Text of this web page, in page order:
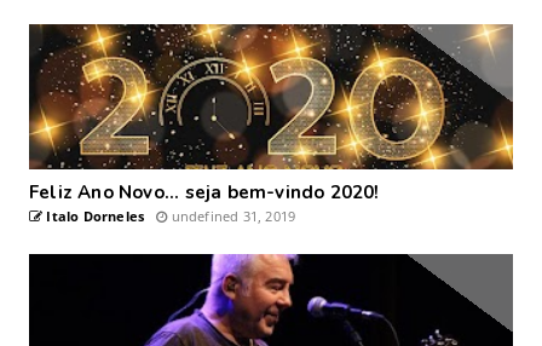
Feliz Ano Novo... seja bem-vindo 2020!
Italo Dorneles undefined 31, 2019